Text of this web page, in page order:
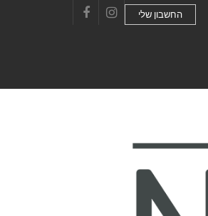
Instagram
החשבון שלי